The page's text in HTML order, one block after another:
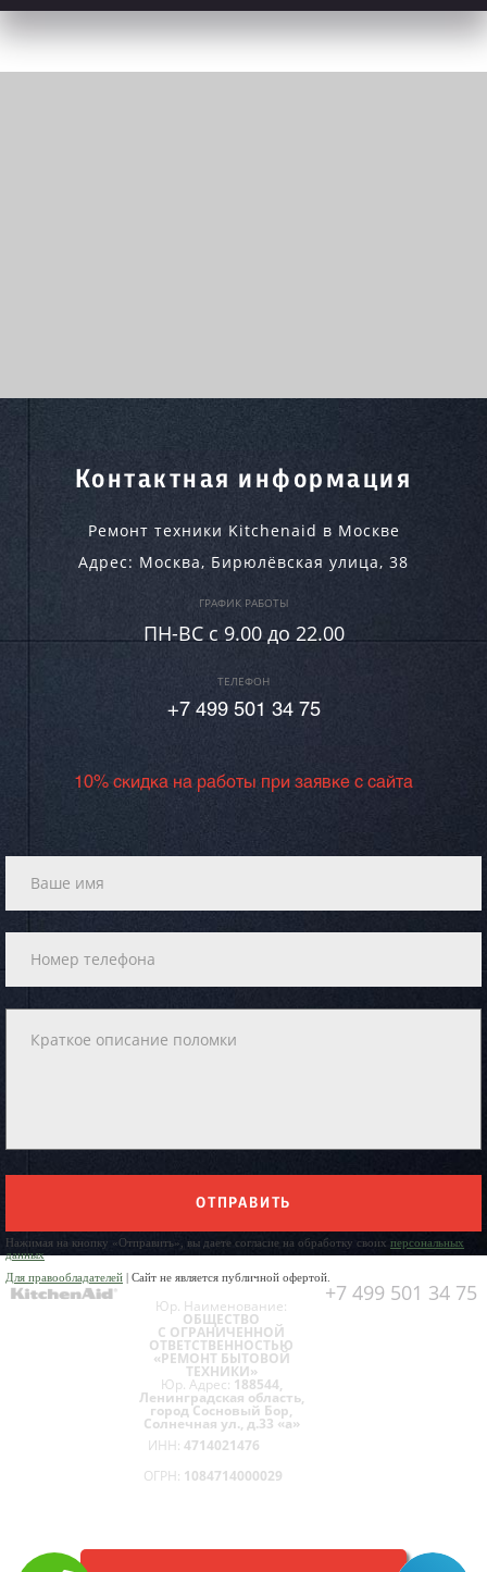
Контактная информация
Ремонт техники Kitchenaid в Москве
Адрес: Москва, Бирюлёвская улица, 38
ГРАФИК РАБОТЫ
ПН-ВC c 9.00 до 22.00
ТЕЛЕФОН
+7 499 501 34 75
10% скидка на работы при заявке с сайта
ОТПРАВИТЬ
Нажимая на кнопку «Отправить», вы даете согласие на обработку своих персональных
данных
Для правообладателей | Сайт не является публичной офертой.
+7 499 501 34 75
Юр. Наименование:
ОБЩЕСТВО
С ОГРАНИЧЕННОЙ
ОТВЕТСТВЕННОСТЬЮ
«РЕМОНТ БЫТОВОЙ
ТЕХНИКИ»
Юр. Адрес: 188544,
Ленинградская область,
город Сосновый Бор,
Солнечная ул., д.33 «а»
ИНН: 4714021476
ОГРН: 1084714000029